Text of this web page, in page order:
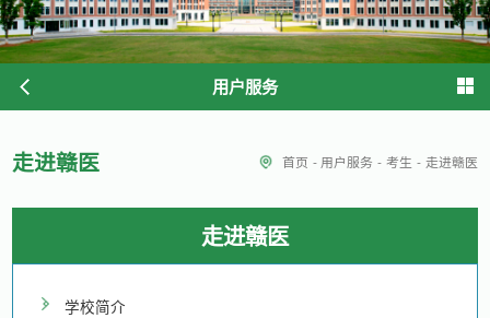
用户服务
走进赣医 首页 - 用户服务 - 考生 - 走进赣医
走进赣医
学校简介